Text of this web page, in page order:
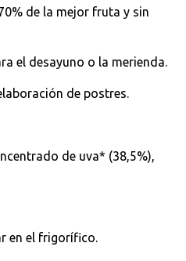
de la mejor fruta y sin
el desayuno o la merienda.
de postres.
de uva* (38,5%),
en el frigorífico.